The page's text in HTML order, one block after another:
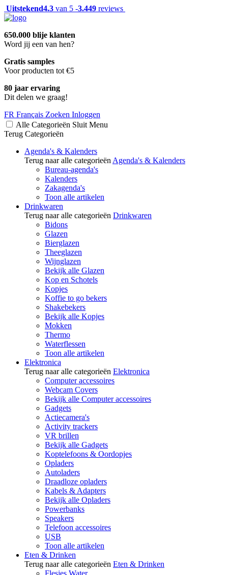
Uitstekend4.3 van 5 -3.449 reviews
650.000 blije klanten
Word jij een van hen?
Gratis samples
Voor producten tot €5
80 jaar ervaring
Dit delen we graag!
FR Français Zoeken Inloggen
Alle Categorieën Sluit Menu
Terug Categorieën
Agenda's & Kalenders
Terug naar alle categorieën Agenda's & Kalenders
Bureau-agenda's
Kalenders
Zakagenda's
Toon alle artikelen
Drinkwaren
Terug naar alle categorieën Drinkwaren
Bidons
Glazen
Bierglazen
Theeglazen
Wijnglazen
Bekijk alle Glazen
Kop en Schotels
Kopjes
Koffie to go bekers
Shakebekers
Bekijk alle Kopjes
Mokken
Thermo
Waterflessen
Toon alle artikelen
Elektronica
Terug naar alle categorieën Elektronica
Computer accessoires
Webcam Covers
Bekijk alle Computer accessoires
Gadgets
Actiecamera's
Activity trackers
VR brillen
Bekijk alle Gadgets
Koptelefoons & Oordopjes
Opladers
Autoladers
Draadloze opladers
Kabels & Adapters
Bekijk alle Opladers
Powerbanks
Speakers
Telefoon accessoires
USB
Toon alle artikelen
Eten & Drinken
Terug naar alle categorieën Eten & Drinken
Flesjes Water